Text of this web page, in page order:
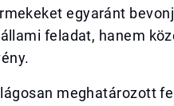
egyaránt
feladat, hanem
meghatározott